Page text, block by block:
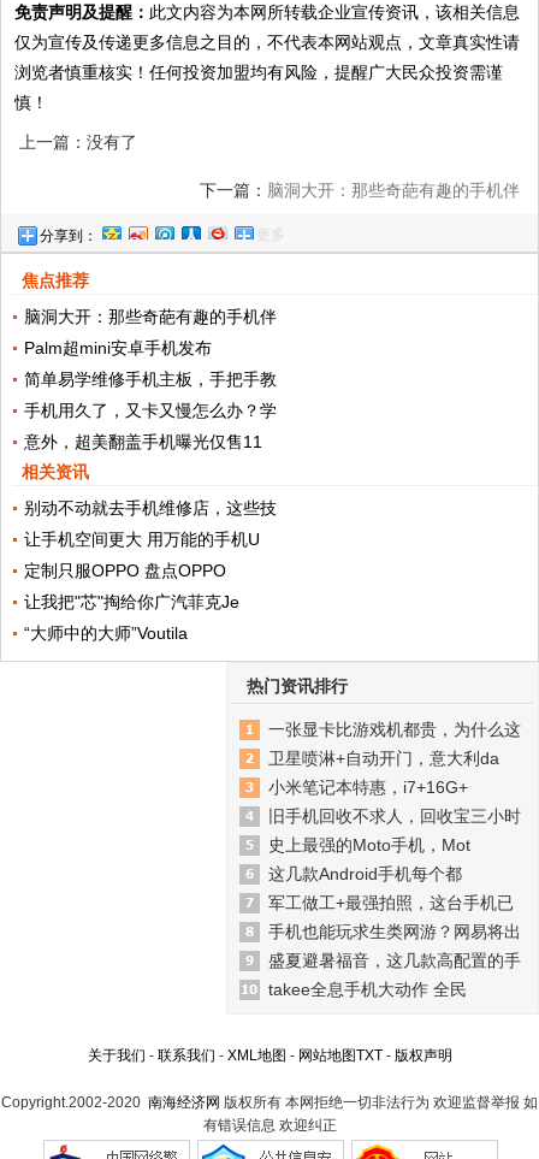
免责声明及提醒： 此文内容为本网所转载企业宣传资讯，该相关信息
仅为宣传及传递更多信息之目的，不代表本网站观点，文章真实性请
浏览者慎重核实！任何投资加盟均有风险，提醒广大民众投资需谨
慎！
上一篇：没有了
下一篇： 脑洞大开：那些奇葩有趣的手机伴
分享到： 更多
焦点推荐
脑洞大开：那些奇葩有趣的手机伴
Palm超mini安卓手机发布
简单易学维修手机主板，手把手教
手机用久了，又卡又慢怎么办？学
意外，超美翻盖手机曝光仅售11
相关资讯
别动不动就去手机维修店，这些技
让手机空间更大 用万能的手机U
定制只服OPPO 盘点OPPO
让我把"芯"掏给你广汽菲克Je
“大师中的大师”Voutila
热门资讯排行
一张显卡比游戏机都贵，为什么这
卫星喷淋+自动开门，意大利da
小米笔记本特惠，i7+16G+
旧手机回收不求人，回收宝三小时
史上最强的Moto手机，Mot
这几款Android手机每个都
军工做工+最强拍照，这台手机已
手机也能玩求生类网游？网易将出
盛夏避暑福音，这几款高配置的手
takee全息手机大动作 全民
关于我们 - 联系我们 - XML地图 - 网站地图TXT- 版权声明
Copyright.2002-2020 南海经济网 版权所有 本网拒绝一切非法行为 欢迎监督举报 如
有错误信息 欢迎纠正